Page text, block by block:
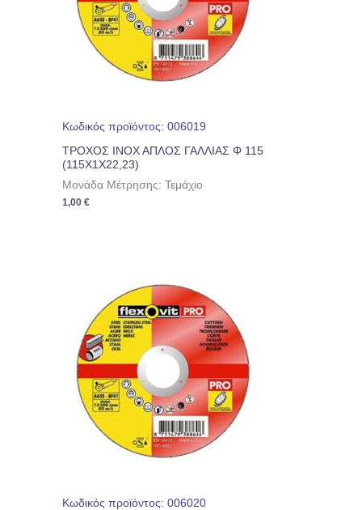
Κωδικός προϊόντος: 006019
ΤΡΟΧΟΣ ΙΝΟΧ ΑΠΛΟΣ ΓΑΛΛΙΑΣ Φ 115
(115Χ1Χ22,23)
Μονάδα Μέτρησης: Τεμάχιο
1,00€
Κωδικός προϊόντος: 006020